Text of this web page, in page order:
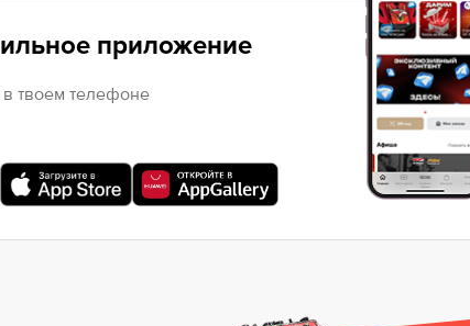
приложение
твоем телефоне